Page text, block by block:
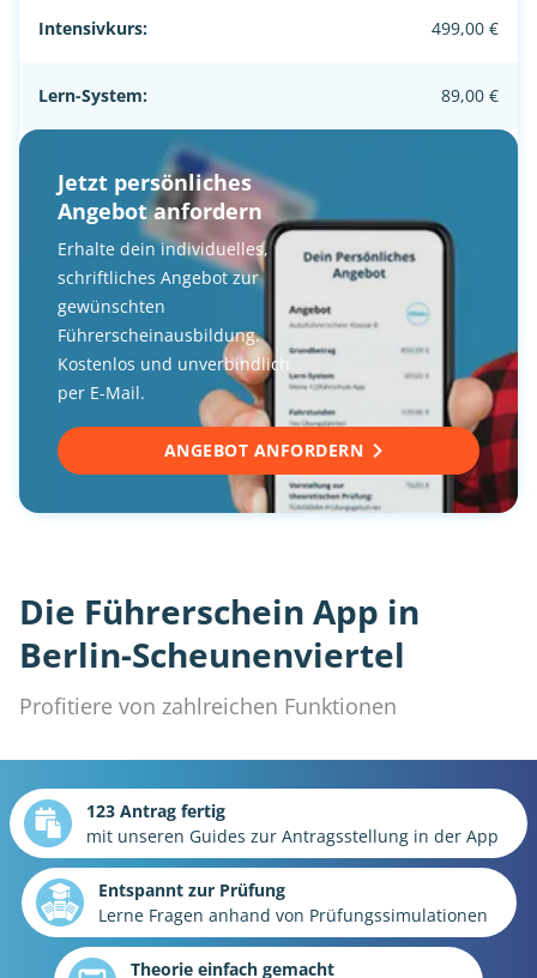
Intensivkurs: 499,00 €
Lern-System: 89,00 €
Jetzt persönliches
Angebot anfordern
Erhalte dein individuelles,
schriftliches Angebot zur
gewünschten
Führerscheinausbildung.
Kostenlos und unverbindlich
per E-Mail.
ANGEBOT ANFORDERN
Die Führerschein App in
Berlin-Scheunenviertel
Profitiere von zahlreichen Funktionen
123 Antrag fertig
mit unseren Guides zur Antragsstellung in der App
Entspannt zur Prüfung
Lerne Fragen anhand von Prüfungssimulationen
Theorie einfach gemacht